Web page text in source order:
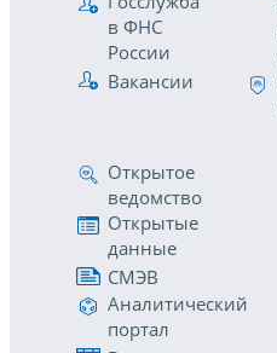
в ФНС
России
Вакансии
Открытое
ведомство
Открытые
данные
СМЭВ
Аналитический
портал